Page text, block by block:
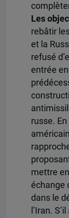
Les
rebâtir
et la
refusé
entrée
russe.
mettre
échange
dans le
l’Iran.